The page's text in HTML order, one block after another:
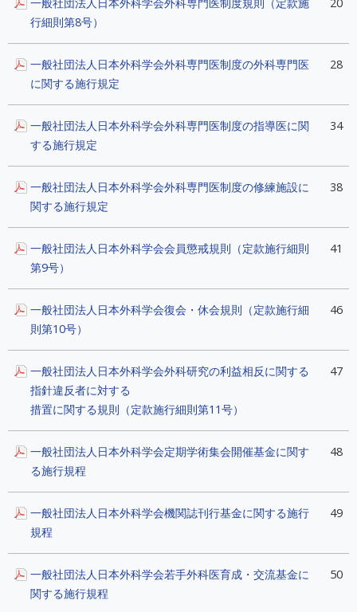
一般社団法人日本外科学会外科専門医制度規則（定款施
行細則第8号）
20
一般社団法人日本外科学会外科専門医制度の外科専門医
に関する施行規定
28
一般社団法人日本外科学会外科専門医制度の指導医に関
する施行規定
34
一般社団法人日本外科学会外科専門医制度の修練施設に
関する施行規定
38
一般社団法人日本外科学会会員懲戒規則（定款施行細則
第9号）
41
一般社団法人日本外科学会復会・休会規則（定款施行細
則第10号）
46
一般社団法人日本外科学会外科研究の利益相反に関する
指針違反者に対する
措置に関する規則（定款施行細則第11号）
47
一般社団法人日本外科学会定期学術集会開催基金に関す
る施行規程
48
一般社団法人日本外科学会機関誌刊行基金に関する施行
規程
49
一般社団法人日本外科学会若手外科医育成・交流基金に
関する施行規程
50